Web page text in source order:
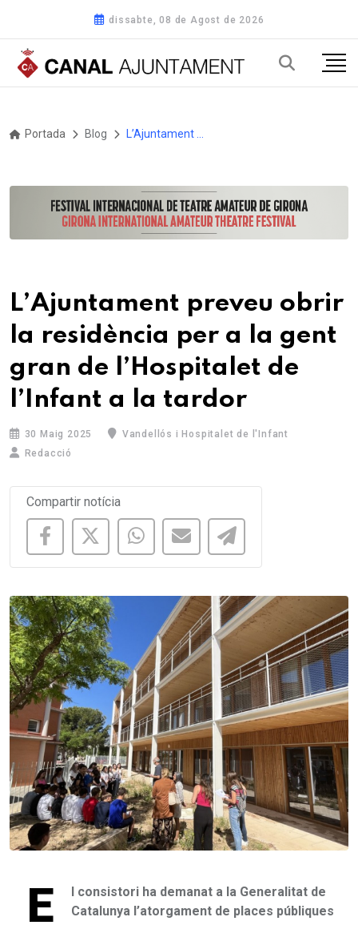
dissabte, 08 de Agost de 2026
Portada Blog
L’Ajuntament preveu obrir
la residència per a la gent
gran de l’Hospitalet de
l’Infant a la tardor
30 Maig 2025
Vandellós i Hospitalet de l'Infant
Redacció
Compartir notícia
E
l consistori ha demanat a la Generalitat de
Catalunya l’atorgament de places públiques